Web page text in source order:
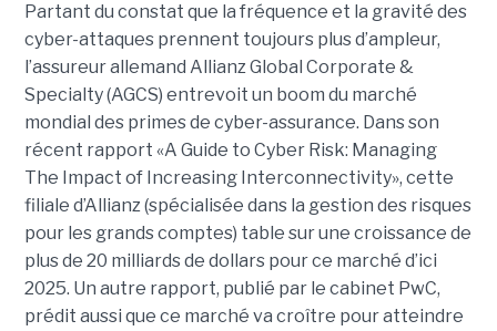
Partant du constat que la fréquence et la gravité des
cyber-attaques prennent toujours plus d’ampleur,
l’assureur allemand Allianz Global Corporate &
Specialty (AGCS) entrevoit un boom du marché
mondial des primes de cyber-assurance. Dans son
récent rapport «A Guide to Cyber Risk: Managing
The Impact of Increasing Interconnectivity», cette
filiale d’Allianz (spécialisée dans la gestion des risques
pour les grands comptes) table sur une croissance de
plus de 20 milliards de dollars pour ce marché d’ici
2025. Un autre rapport, publié par le cabinet PwC,
prédit aussi que ce marché va croître pour atteindre